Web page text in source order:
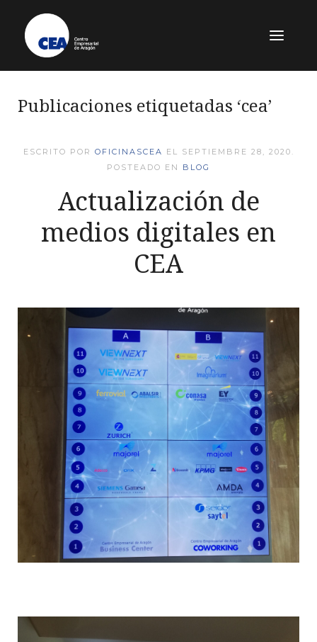
Publicaciones etiquetadas ‘cea’
ESCRITO POR OFICINASCEA EL SEPTIEMBRE 28, 2020 .
POSTEADO EN BLOG
Actualización de
medios digitales en
CEA